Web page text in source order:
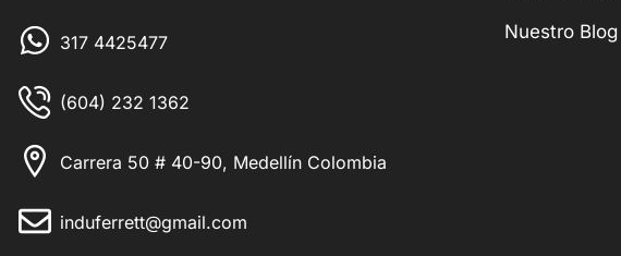
317 4425477
(604) 232 1362
Carrera 50 # 40-90, Medellín Colombia
induferrett@gmail.com
Nuestro Blog